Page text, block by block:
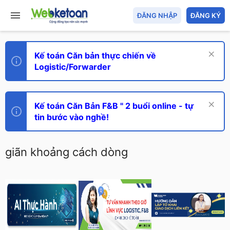
ĐĂNG NHẬP ĐĂNG KÝ
Kế toán Căn bản thực chiến về
Logistic/Forwarder
Kế toán Căn Bản F&B " 2 buổi online - tự
tin bước vào nghề!
giãn khoảng cách dòng